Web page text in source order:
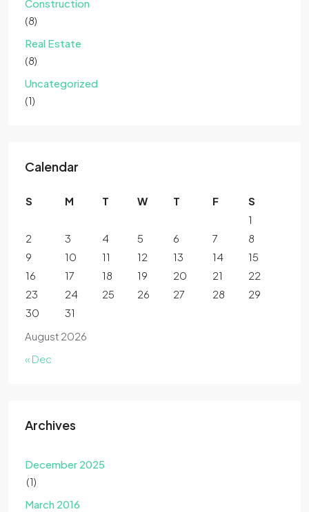
Construction
(8)
Real Estate
(8)
Uncategorized
(1)
Calendar
August 2026
S M T W T F
S
1
2
3 4 5 6 7
8
9
10 11 12 13 14
15
16
17 18 19 20 21
22
23
24 25 26 27 28
29
30
31
« Dec
Archives
December 2025
(1)
March 2016